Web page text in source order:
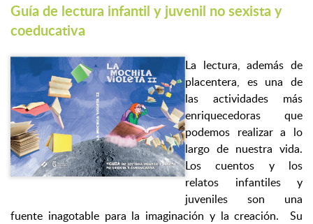
Guía de lectura infantil y juvenil no sexista y
coeducativa
La lectura, además de
placentera, es una de
las actividades más
enriquecedoras que
podemos realizar a lo
largo de nuestra vida.
Los cuentos y los
relatos infantiles y
juveniles son una
fuente inagotable para la imaginación y la creación. Su